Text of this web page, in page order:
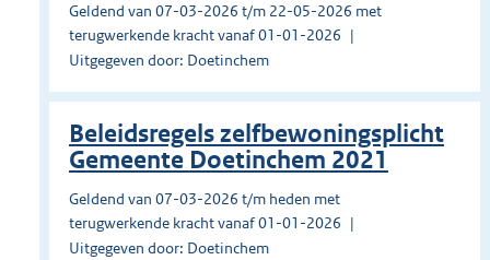
Geldend van 07-03-2026 t/m 22-05-2026 met
terugwerkende kracht vanaf 01-01-2026
Uitgegeven door: Doetinchem
Beleidsregels zelfbewoningsplicht
Gemeente Doetinchem 2021
Geldend van 07-03-2026 t/m heden met
terugwerkende kracht vanaf 01-01-2026
Uitgegeven door: Doetinchem